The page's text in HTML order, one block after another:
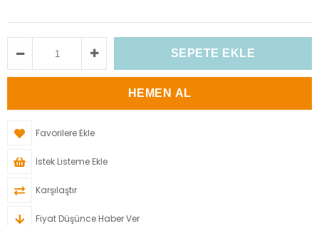
Favorilere Ekle
İstek Listeme Ekle
Karşılaştır
Fiyat Düşünce Haber Ver